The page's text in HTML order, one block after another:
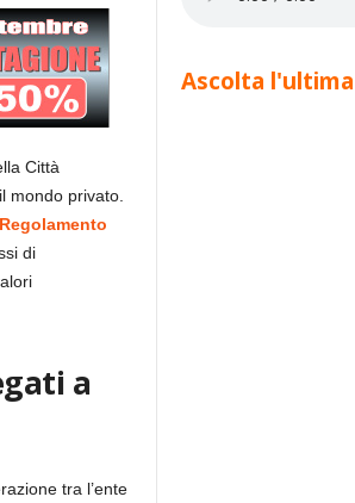
Città
mondo privato.
Regolamento
di
a
tra l’ente
Ascolta